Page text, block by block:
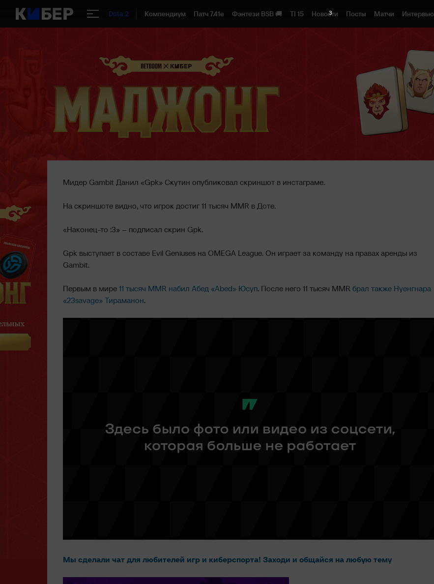
Dota 2 Компендиум Патч 7.41e Фэнтези BSB 🚚 TI 15 Новости Посты Матчи Интервью
Мидер Gambit Данил «Gpk» Скутин опубликовал скриншот в инстаграме.
На скриншоте видно, что игрок достиг 11 тысяч MMR в Доте.
«Наконец-то :3» – подписал скрин Gpk.
Gpk выступает в составе Evil Geniuses на OMEGA League. Он играет за команду на правах аренды из
Gambit.
Первым в мире 11 тысяч MMR набил Абед «Abed» Юсуп. После него 11 тысяч MMR брал также Нуенгнара
«23savage» Тираманон.
Мы сделали чат для любителей игр и киберспорта! Заходи и общайся на любую тему
2